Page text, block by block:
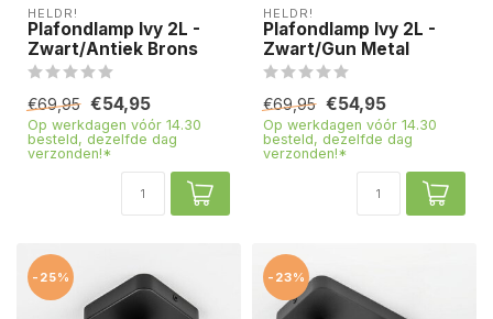
HELDR!
Plafondlamp Ivy 2L -
Zwart/Antiek Brons
€69,95 €54,95
Op werkdagen vóór 14.30
besteld, dezelfde dag
verzonden!*
HELDR!
Plafondlamp Ivy 2L -
Zwart/Gun Metal
€69,95 €54,95
Op werkdagen vóór 14.30
besteld, dezelfde dag
verzonden!*
-25% -23%